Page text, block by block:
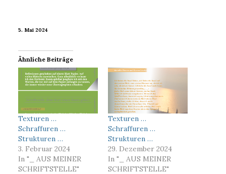
5. Mai 2024
Ähnliche Beiträge
Texturen …
Schraffuren …
Strukturen …
3. Februar 2024
In "_ AUS MEINER
SCHRIFTSTELLE"
Texturen …
Schraffuren …
Strukturen …
29. Dezember 2024
In "_ AUS MEINER
SCHRIFTSTELLE"